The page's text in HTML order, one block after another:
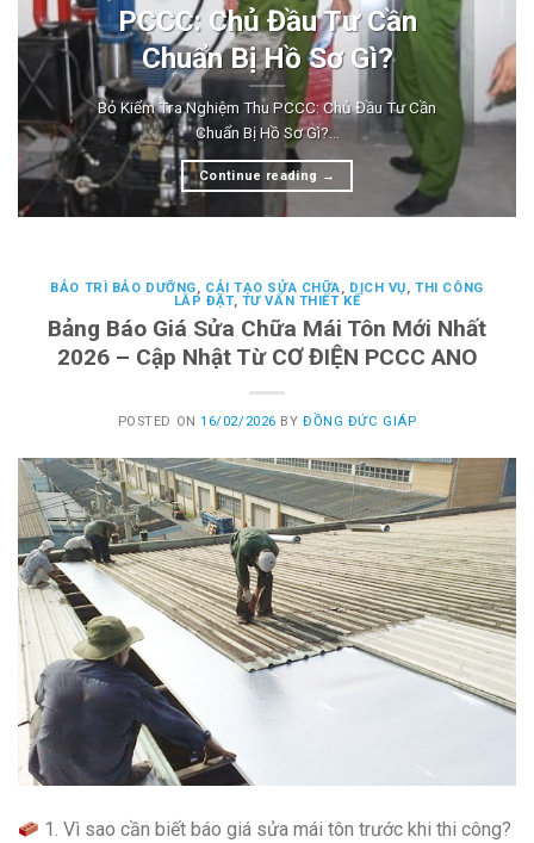
PCCC: Chủ Đầu Tư Cần
Chuẩn Bị Hồ Sơ Gì?
Bỏ Kiểm Tra Nghiệm Thu PCCC: Chủ Đầu Tư Cần
Chuẩn Bị Hồ Sơ Gì?...
Continue reading →
BẢO TRÌ BẢO DƯỠNG, CẢI TẠO SỬA CHỮA, DỊCH VỤ,THI CÔNG
LẮP ĐẶT, TƯ VẤN THIẾT KẾ
Bảng Báo Giá Sửa Chữa Mái Tôn Mới Nhất
2026 – Cập Nhật Từ CƠ ĐIỆN PCCC ANO
POSTED ON16/02/2026 BYĐỒNG ĐỨC GIÁP
1. Vì sao cần biết báo giá sửa mái tôn trước khi thi công?